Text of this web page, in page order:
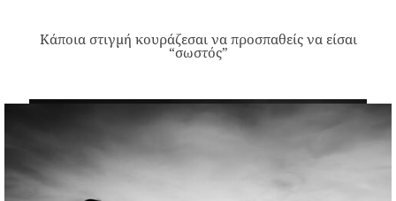
Κάποια στιγμή κουράζεσαι να προσπαθείς να είσαι
“σωστός”